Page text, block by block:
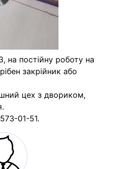
на постiйну роботу на
закрійник або
цех з двориком,
01-51.